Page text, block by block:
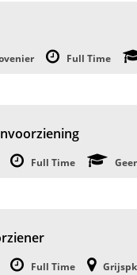
Full Time
Full Time
Full Time